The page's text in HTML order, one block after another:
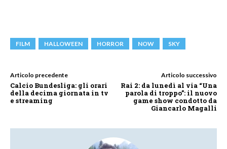
FILM HALLOWEEN HORROR NOW SKY
Articolo precedente
Calcio Bundesliga: gli orari
della decima giornata in tv
e streaming
Articolo successivo
Rai 2: da lunedì al via “Una
parola di troppo”: il nuovo
game show condotto da
Giancarlo Magalli